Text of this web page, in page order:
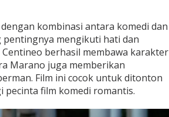
kombinasi antara komedi dan
mengikuti hati dan
berhasil membawa karakter
Marano juga memberikan
Film ini cocok untuk ditonton
pecinta film komedi romantis.